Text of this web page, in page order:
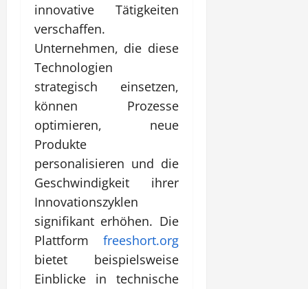
innovative Tätigkeiten
verschaffen.
Unternehmen, die diese
Technologien
strategisch einsetzen,
können Prozesse
optimieren, neue
Produkte
personalisieren und die
Geschwindigkeit ihrer
Innovationszyklen
signifikant erhöhen. Die
Plattform freeshort.org
bietet beispielsweise
Einblicke in technische